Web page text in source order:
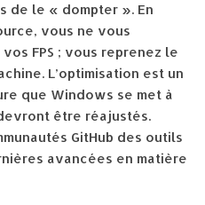
de le « dompter ». En
vous ne vous
FPS ; vous reprenez le
L’optimisation est un
que Windows se met à
être réajustés.
GitHub des outils
avancées en matière